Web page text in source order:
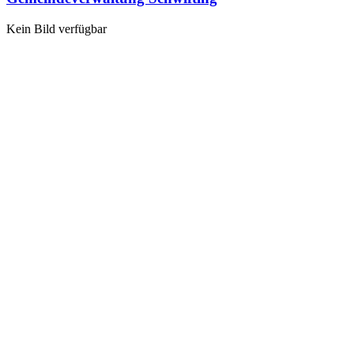
Kein Bild verfügbar